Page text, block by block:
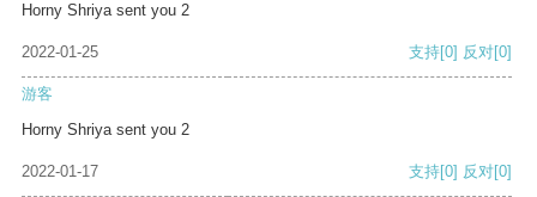
Horny Shriya sent you 2
2022-01-25 支持[0] 反对[0]
游客
Horny Shriya sent you 2
2022-01-17 支持[0] 反对[0]